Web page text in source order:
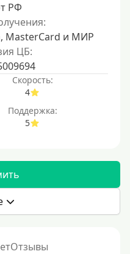
РФ
MasterCard и МИР
ЦБ:
Скорость:
4
Поддержка:
5
Отзывы